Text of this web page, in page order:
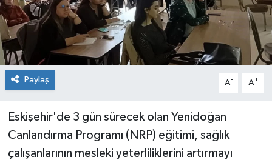
Paylaş A- A+
Eskişehir'de 3 gün sürecek olan Yenidoğan
Canlandırma Programı (NRP) eğitimi, sağlık
çalışanlarının mesleki yeterliliklerini artırmayı